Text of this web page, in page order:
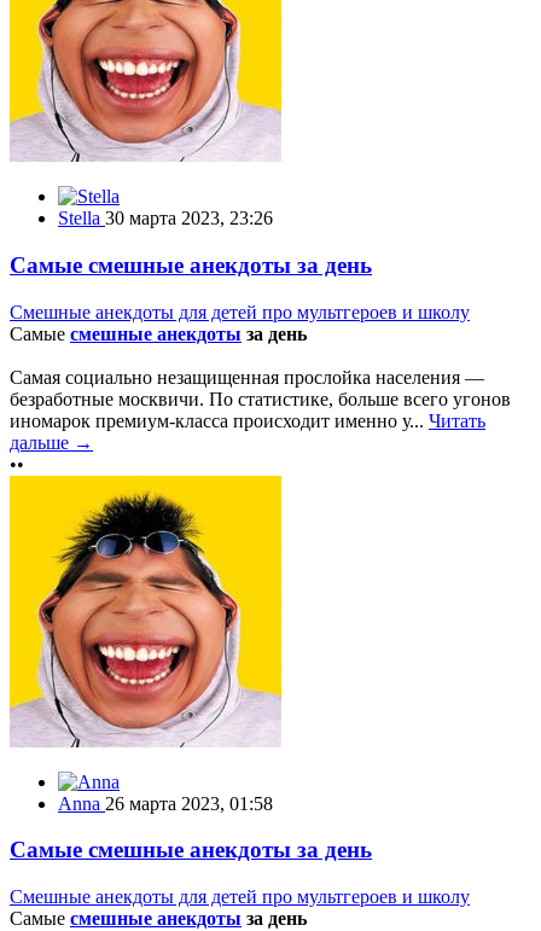
Stella 30 марта 2023, 23:26
Самые смешные анекдоты за день
Смешные анекдоты для детей про мультгероев и школу
Самые смешные анекдоты за день
Самая социально незащищенная прослойка населения —
безработные москвичи. По статистике, больше всего угонов
иномарок премиум-класса происходит именно у... Читать
дальше →
••
Anna 26 марта 2023, 01:58
Самые смешные анекдоты за день
Смешные анекдоты для детей про мультгероев и школу
Самые смешные анекдоты за день